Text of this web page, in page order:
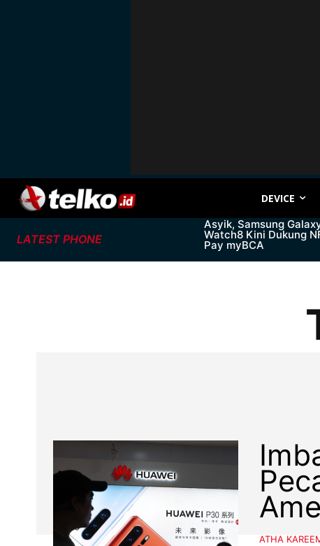
DEVICE
LATEST PHONE
Asyik, Samsung
Watch8 Kini Dukung
Pay myBCA
ATHA